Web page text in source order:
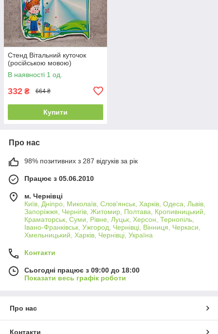
Стенд Вітальний куточок
(російською мовою)
В наявності 1 од.
332 ₴ 664 ₴
Купити
Про нас
98% позитивних з 287 відгуків за рік
Працює з 05.06.2010
м. Чернівці
Київ, Дніпро, Миколаїв, Слов'янськ, Харків, Одеса, Львів,
Запоріжжя, Чернігів, Житомир, Полтава, Кропивницький,
Краматорськ, Суми, Рівне, Луцьк, Херсон, Тернопіль,
Івано-Франківськ, Ужгород, Чернівці, Вінниця, Черкаси,
Хмельницький, Харків, Чернівці, Україна
Контакти
Сьогодні працює з 09:00 до 18:00
Показати весь графік роботи
Про нас
Контакти